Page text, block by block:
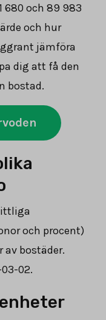
680 och 89 983
och hur
jämföra
dig att få den
bostad.
och procent)
av bostäder.
02.